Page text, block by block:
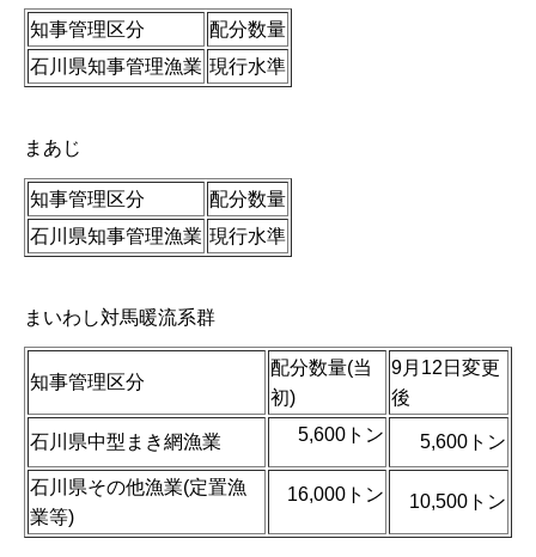
知事管理区分
配分数量
石川県知事管理漁業 現行水準
まあじ
知事管理区分
配分数量
石川県知事管理漁業 現行水準
まいわし対馬暖流系群
知事管理区分
配分数量(当
初)
9月12日変更
後
石川県中型まき網漁業 5,600トン 5,600トン
石川県その他漁業(定置漁
業等)
16,000トン 10,500トン